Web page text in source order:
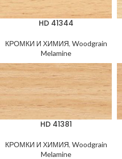
HD 41344
КРОМКИ И ХИМИЯ, Woodgrain
Melamine
HD 41381
КРОМКИ И ХИМИЯ, Woodgrain
Melamine